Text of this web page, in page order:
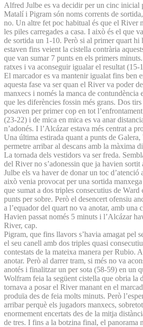
Alfred Julbe es va decidir per un cinc inicial
Matalí i Pigram són noms corrents de
no. Un altre fet poc habitual és que el River
les piles carregades a casa. I això és el que
de sortida un 1-10. Però si al primer quart hi
estaven fins veient la cistella contrària
que van sumar 7 punts en els primers
ratxes i va aconseguir igualar el resultat (15-
El marcador es va mantenir igualat fins ben
aquesta fase va ser quan el River va poder
manxecs i només la manca de contundència
que les diferències fossin més grans. Dos
posaven per primer cop en tot
(23-22) i de mica en mica es va anar
n’adonés. I l’Alcázar estava més centrat a
Una última estirada quant a punts de
permetre arribar al descans amb la màxima
La tornada dels vestidors va ser freda.
del River no s’adonessin que ja havien sortit
Julbe els va haver de donar un toc d’atenció
això venia provocat per una sortida
que sumat a dos triples consecutius de Ward
punts per sobre. Però el desencert ofensiu
a l’equador del quart no va anotar, amb una
Havien passat només 5 minuts i l’Alcázar
River, cap.
Pigram, que fins llavors s’havia amagat pel
el seu canell amb dos triples quasi
contestats de la mateixa manera per Rubio.
anotar. Però al darrer tram, si més no va
anotés i finalitzar un per sota (58-59) en un
Wolfram feia la següent cistella que obria la
tornava a posar el River manant en el
produïa des de feia molts minuts. Però
arribar perquè els jugadors manxecs,
enormement encertats des de la mitja
de tres. I fins a la botzina final, el panorama